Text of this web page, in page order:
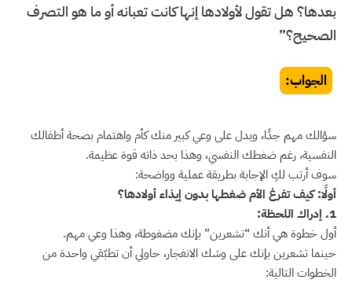
بعدها؟ هل تقول لأولادها إنها كانت تعبانه أو ما هو التصرف
الصحيح؟”
الجواب:
سؤالك مهم جدًا، ويدل على وعي كبير منك كأم واهتمام بصحة أطفالك
النفسية، رغم ضغطك النفسي، وهذا بحد ذاته قوة عظيمة.
سوف أرتب لكِ الإجابة بطريقة عملية وواضحة:
أولًا: كيف تفرغ الأم ضغطها بدون إيذاء أولادها؟
1. إدراك اللحظة:
أول خطوة هي أنك “تشعرين” بإنك مضغوطة، وهذا وعي مهم.
حينما تشعرين بإنك على وشك الانفجار، حاولي أن تطبّقي واحدة من
الخطوات التالية: